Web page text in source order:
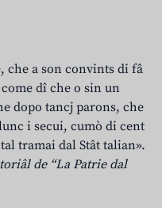
che a son convints di fâ
dî che o sin un
dopo tancj parons, che
i secui, cumò di cent
tramai dal Stât talian».
de “La Patrie dal